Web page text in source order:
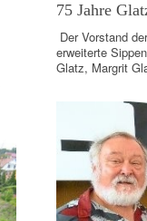
75 Jahre
Der Vorstand
erweiterte
Glatz, Margrit